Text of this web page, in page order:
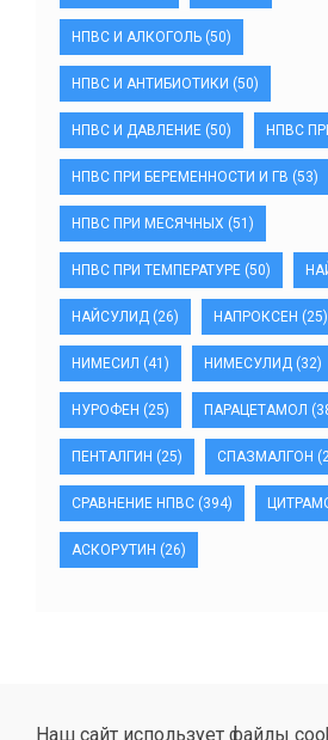
НПВС И АЛКОГОЛЬ (50)
НПВС И АНТИБИОТИКИ (50)
НПВС И ДАВЛЕНИЕ (50) НПВС
НПВС ПРИ БЕРЕМЕННОСТИ И ГВ (53)
НПВС ПРИ МЕСЯЧНЫХ (51)
НПВС ПРИ ТЕМПЕРАТУРЕ (50)
НАЙСУЛИД (26) НАПРОКСЕН (25)
НИМЕСИЛ (41) НИМЕСУЛИД (32)
НУРОФЕН (25) ПАРАЦЕТАМОЛ
ПЕНТАЛГИН (25) СПАЗМАЛГОН
СРАВНЕНИЕ НПВС (394)
АСКОРУТИН (26)
Наш сайт использует файлы